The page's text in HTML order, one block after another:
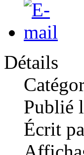
Détails
Publié
Écrit